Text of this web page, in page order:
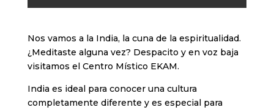
Nos vamos a la India, la cuna de la espiritualidad.
¿Meditaste alguna vez? Despacito y en voz baja
visitamos el Centro Místico EKAM.
India es ideal para conocer una cultura
completamente diferente y es especial para